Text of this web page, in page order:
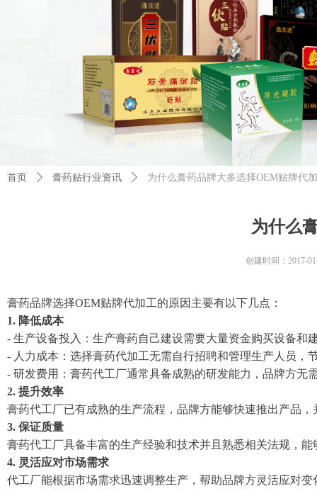
首页 ꄲ 膏药贴行业资讯 ꄲ 为什么膏药品牌大多选择OEM贴牌代
为什么
膏药品牌选择OEM贴牌代加工的原因主要有以下几点：
1. 降低成本
- 生产设备投入：生产膏药自己建设需要大量资金购买设备
- 人力成本：选择膏药代加工无需自行招聘和管理生产人员，
- 研发费用：膏药代工厂通常具备成熟的研发能力，品牌方无
2. 提升效率
膏药代工厂已有成熟的生产流程，品牌方能够快速推出产品
3. 保证质量
膏药代工厂具备丰富的生产经验和技术并且熟悉相关法规，
4. 灵活应对市场需求
代工厂能根据市场需求迅速调整生产，帮助品牌方灵活应对
创建时间： 2017-